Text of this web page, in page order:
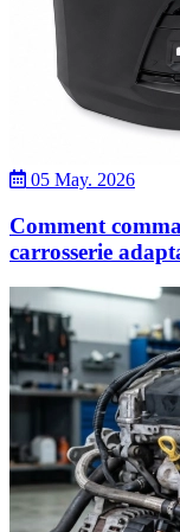
05 May. 2026
Comment
carrosserie